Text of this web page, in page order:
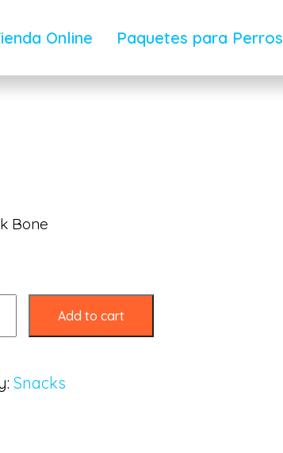
Online Paquetes para Perros
Bone
Add to cart
Snacks